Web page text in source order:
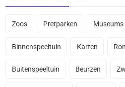
Zoos Pretparken Museums
Binnenspeeltuin Karten
Buitenspeeltuin Beurzen